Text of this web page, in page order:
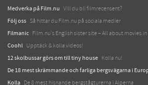
Medverka på Film.nu Vill du bli filmrecensent?
Följ oss Så hittar du Film.nu på sociala medier
Filmanic Film.nu's English sister site – All about movies in
Coohl Upptäck & kolla videos!
12 skolbussar görs om till tiny house Kolla nu!
De 18 mest skrämmande och farliga bergsvägarna i
Kolla De 8 mest hisnande bergstågturerna i Alperna